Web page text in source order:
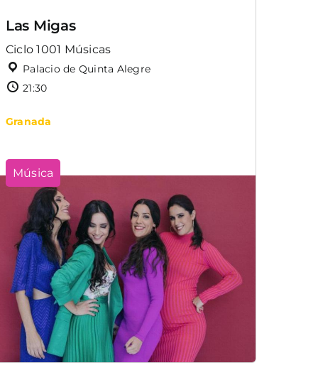
Las Migas
Ciclo 1001 Músicas
Palacio de Quinta Alegre
21:30
Granada
Música